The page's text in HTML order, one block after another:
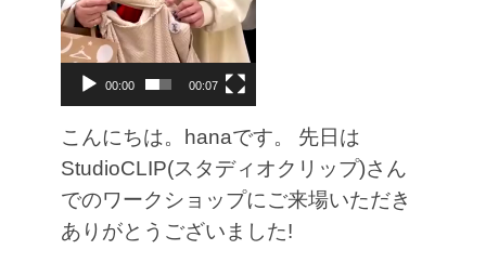
00:00 00:07
こんにちは。hanaです。
先日は
StudioCLIP(スタディオクリップ)さん
でのワークショップにご来場いただき
ありがとうございました!